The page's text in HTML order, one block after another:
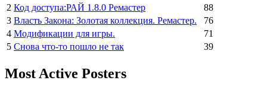
2 Код доступа:РАЙ 1.8.0 Ремастер
88
3 Власть Закона: Золотая коллекция. Ремастер.
76
4 Модификации для игры.
71
5 Снова что-то пошло не так 39
Most Active Posters